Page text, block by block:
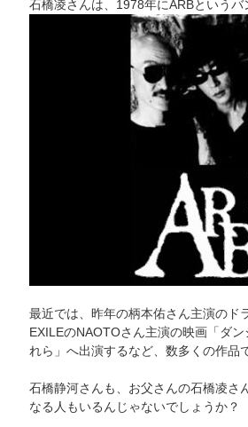
石橋凌さんは、1978年にARBというバ
最近では、昨年の柄本佑さん主演のド
EXILEのNAOTOさん主演の映画「ダ
れら」へ出演するなど、数多くの作品
石橋静河さんも、お父さんの石橋凌さ
なる人もいるんじゃないでしょうか？